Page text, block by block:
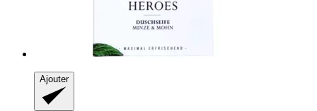
Ajouter